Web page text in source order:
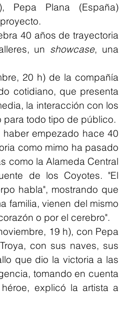
Pepa Plana (España)
40 años de trayectoria
un showcase, una
20 h) de la compañía
cotidiano, que presenta
la interacción con los
para todo tipo de público.
empezado hace 40
como mimo ha pasado
como la Alameda Central
de los Coyotes. "El
habla", mostrando que
familia, vienen del mismo
o por el cerebro".
19 h), con Pepa
con sus naves, sus
que dio la victoria a las
tomando en cuenta
explicó la artista a